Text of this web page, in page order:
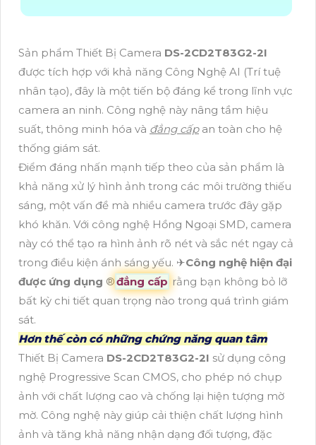
Sản phẩm Thiết Bị Camera DS-2CD2T83G2-2I
được tích hợp với khả năng Công Nghệ AI (Trí tuệ
nhân tạo), đây là một tiến bộ đáng kể trong lĩnh vực
camera an ninh. Công nghệ này nâng tầm hiệu
suất, thông minh hóa và đẳng cấpan toàn cho hệ
thống giám sát.
Điểm đáng nhấn mạnh tiếp theo của sản phẩm là
khả năng xử lý hình ảnh trong các môi trường thiếu
sáng, một vấn đề mà nhiều camera trước đây gặp
khó khăn. Với công nghệ Hồng Ngoại SMD, camera
này có thể tạo ra hình ảnh rõ nét và sắc nét ngay cả
trong điều kiện ánh sáng yếu. ✈Công nghệ hiện đại
được ứng dụng ®️đẳng cấp rằng bạn không bỏ lỡ
bất kỳ chi tiết quan trọng nào trong quá trình giám
sát.
Hơn thế còn có những chứng năng quan tâm
Thiết Bị Camera DS-2CD2T83G2-2I sử dụng công
nghệ Progressive Scan CMOS, cho phép nó chụp
ảnh với chất lượng cao và chống lại hiện tượng mờ
mờ. Công nghệ này giúp cải thiện chất lượng hình
ảnh và tăng khả năng nhận dạng đối tượng, đặc